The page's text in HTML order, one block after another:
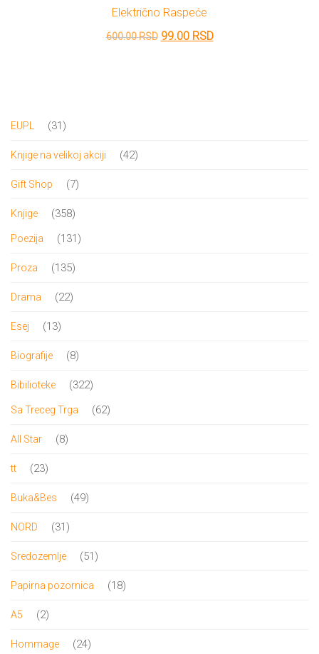
Električno Raspeće
600.00RSD Originalna
99.00 RSDTrenutna
EUPL 3131
Knjige na velikoj akciji 4242
Gift Shop 77
Knjige 358358
proizvoda
Poezija 131131
Proza 135135
Drama 2222
Esej 1313
Biografije 88
Bibilioteke 322322
proizvoda
Sa Treceg Trga 6262
All Star 88
tt 2323
Buka&Bes 4949
NORD 3131
Sredozemlje 5151
Papirna pozornica 1818
A5 22
Hommage 2424